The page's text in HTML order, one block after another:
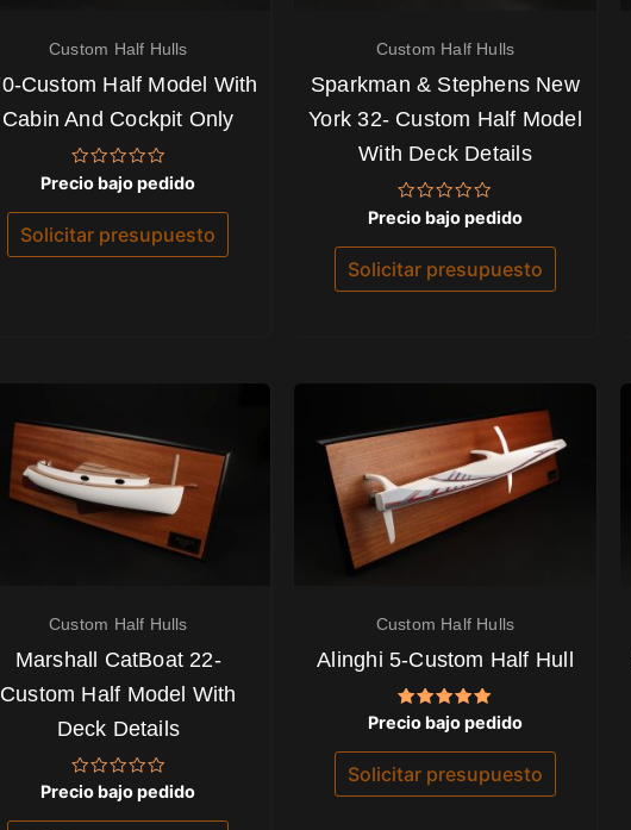
Custom Half Hulls
Custom Half Model With
Cabin And Cockpit Only
Valorado
con
0
de
5
Precio bajo pedido
Solicitar presupuesto
Custom Half Hulls
Sparkman & Stephens New
York 32- Custom Half Model
With Deck Details
Valorado
con
0
de
5
Precio bajo pedido
Solicitar presupuesto
Custom Half Hulls
Marshall CatBoat 22-
Custom Half Model With
Deck Details
Valorado
con
0
Precio bajo pedido
Custom Half Hulls
Alinghi 5-Custom Half Hull
Valorado
con
5.00
Precio bajo pedido
Solicitar presupuesto